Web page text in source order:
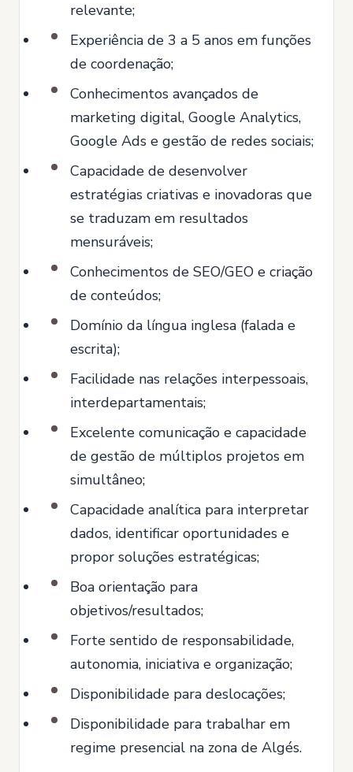
relevante;
Experiência de 3 a 5 anos em funções
de coordenação;
Conhecimentos avançados de
marketing digital, Google Analytics,
Google Ads e gestão de redes sociais;
Capacidade de desenvolver
estratégias criativas e inovadoras que
se traduzam em resultados
mensuráveis;
Conhecimentos de SEO/GEO e criação
de conteúdos;
Domínio da língua inglesa (falada e
escrita);
Facilidade nas relações interpessoais,
interdepartamentais;
Excelente comunicação e capacidade
de gestão de múltiplos projetos em
simultâneo;
Capacidade analítica para interpretar
dados, identificar oportunidades e
propor soluções estratégicas;
Boa orientação para
objetivos/resultados;
Forte sentido de responsabilidade,
autonomia, iniciativa e organização;
Disponibilidade para deslocações;
Disponibilidade para trabalhar em
regime presencial na zona de Algés.